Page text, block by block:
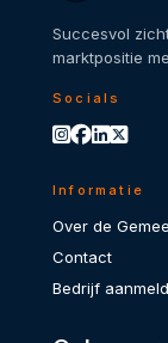
Succesvol
marktpositie
Socials
Informatie
Over de
Contact
Bedrijf